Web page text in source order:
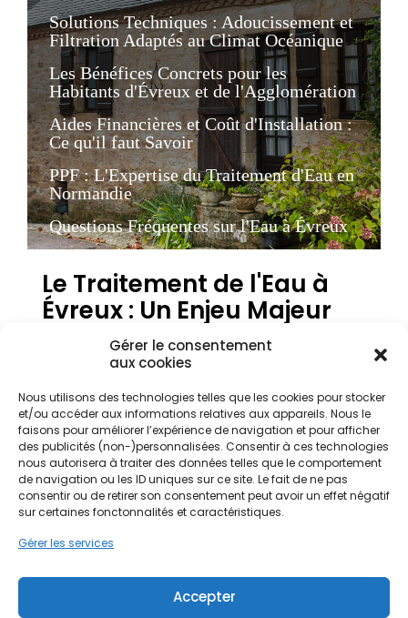
Gérer le consentement
aux cookies
Nous utilisons des technologies telles que les cookies pour stocker
et/ou accéder aux informations relatives aux appareils. Nous le
faisons pour améliorer l’expérience de navigation et pour afficher
des publicités (non-)personnalisées. Consentir à ces technologies
nous autorisera à traiter des données telles que le comportement
de navigation ou les ID uniques sur ce site. Le fait de ne pas
consentir ou de retirer son consentement peut avoir un effet négatif
sur certaines fonctonnalités et caractéristiques.
Gérer les services
Accepter
Solutions Techniques : Adoucissement et
Filtration Adaptés au Climat Océanique
Les Bénéfices Concrets pour les
Habitants d'Évreux et de l'Agglomération
Aides Financières et Coût d'Installation :
Ce qu'il faut Savoir
PPF : L'Expertise du Traitement d'Eau en
Normandie
Questions Fréquentes sur l'Eau à Évreux
Le Traitement de l'Eau à
Évreux : Un Enjeu Majeur
dans l'Eure
L'eau distribuée dans le département de l'Eure, et
plus particulièrement sur le bassin d'Évreux,
présente souvent une dureté significative. Cette
caractéristique, liée à la géologie des sols argileux
et calcaires de la région, transforme l'eau en une
eau dite "dure". Pour les habitants des quartiers du
Centre-ville, de La Madeleine ou de Nétreville,
vie domestique. Le calcaire, bien que non nocif
installations sanitaires. Il s'incruste dans les
canalisations, réduit le débit et encrasse les